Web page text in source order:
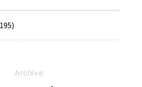
Archive